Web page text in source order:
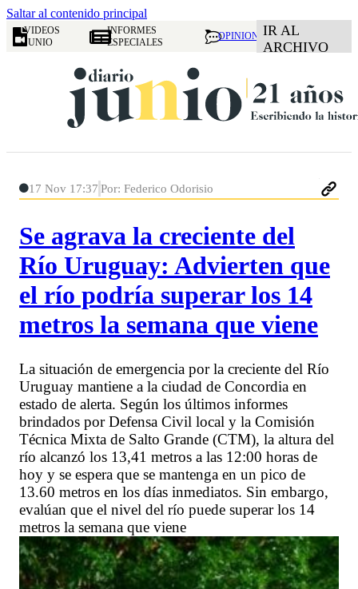
Saltar al contenido principal
VIDEOS
JUNIO
INFORMES
ESPECIALES
OPINION IR AL
ARCHIVO
17 Nov 17:37 Por: Federico Odorisio
Se agrava la creciente del
Río Uruguay: Advierten que
el río podría superar los 14
metros la semana que viene
La situación de emergencia por la creciente del Río
Uruguay mantiene a la ciudad de Concordia en
estado de alerta. Según los últimos informes
brindados por Defensa Civil local y la Comisión
Técnica Mixta de Salto Grande (CTM), la altura del
río alcanzó los 13,41 metros a las 12:00 horas de
hoy y se espera que se mantenga en un pico de
13.60 metros en los días inmediatos. Sin embargo,
evalúan que el nivel del río puede superar los 14
metros la semana que viene